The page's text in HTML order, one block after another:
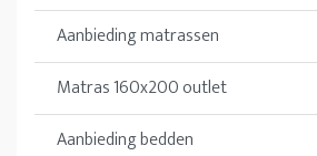
Aanbieding matrassen
Matras 160x200 outlet
Aanbieding bedden